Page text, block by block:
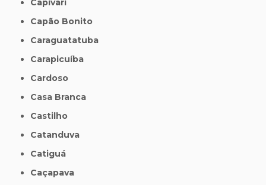
Capivari
Capão Bonito
Caraguatatuba
Carapicuíba
Cardoso
Casa Branca
Castilho
Catanduva
Catiguá
Caçapava